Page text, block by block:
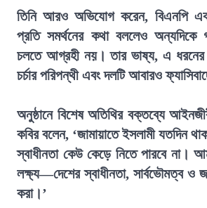
তিনি আরও অভিযোগ করেন, বিএনপি
প্রতি সমর্থনের কথা বললেও অন্যদিকে
চলতে আগ্রহী নয়। তার ভাষ্য, এ ধরনের
চর্চার পরিপন্থী এবং দলটি আবারও
অনুষ্ঠানে বিশেষ অতিথির বক্তব্যে
কবির বলেন, ‘জামায়াতে ইসলামী যতদিন
স্বাধীনতা কেউ কেড়ে নিতে পারবে না।
লক্ষ্য—দেশের স্বাধীনতা, সার্বভৌমত্ব ও
করা।’